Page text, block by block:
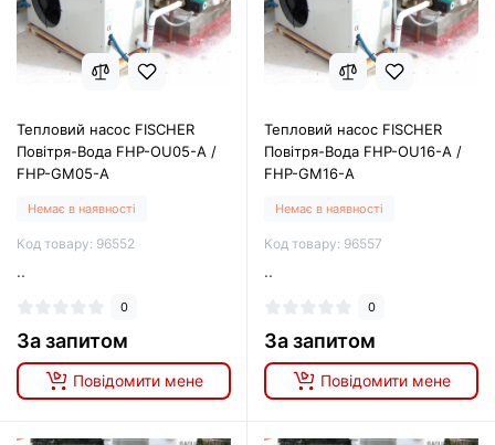
Тепловий насос FISCHER
Повітря-Вода FHP-OU05-A /
FHP-GM05-A
Немає в наявності
Код товару: 96552
..
0
За запитом
Повідомити мене
Тепловий насос FISCHER
Повітря-Вода FHP-OU16-A /
FHP-GM16-A
Немає в наявності
Код товару: 96557
..
0
За запитом
Повідомити мене